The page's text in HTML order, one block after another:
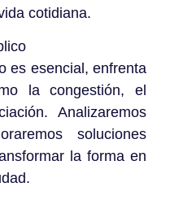
cotidiana.
es esencial, enfrenta
la congestión, el
Analizaremos
soluciones
la forma en